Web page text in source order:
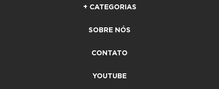
+ CATEGORIAS
SOBRE NÓS
CONTATO
YOUTUBE